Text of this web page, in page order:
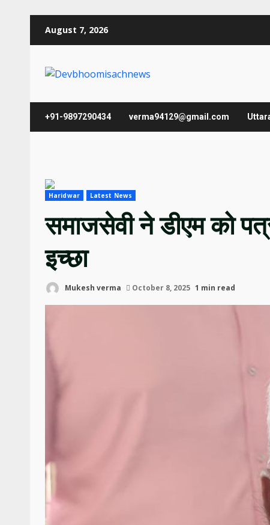
August 7, 2026
+91-9897290434 verma94129@gmail.com
Haridwar Latest News
समाजसेवी ने डीएम को
इच्छा
Mukesh verma October 8, 2025 1 min read